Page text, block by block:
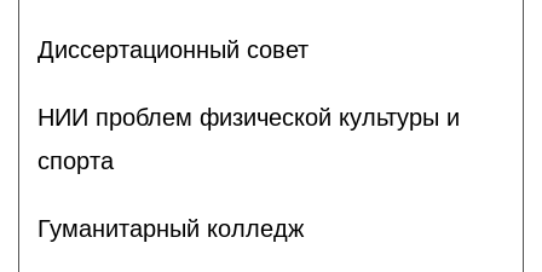
Диссертационный совет
НИИ проблем физической культуры и
спорта
Гуманитарный колледж